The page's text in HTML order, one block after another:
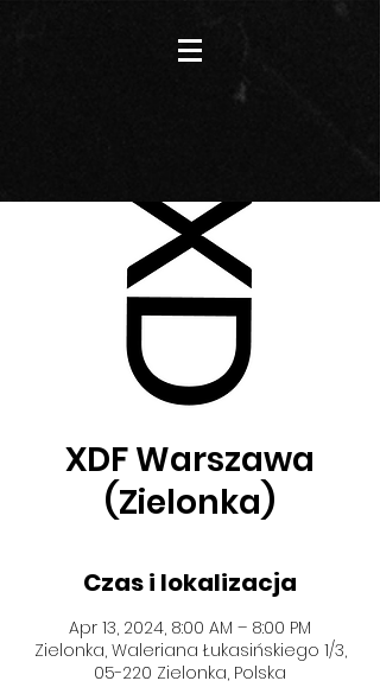
XDF Warszawa
(Zielonka)
Czas i lokalizacja
Apr 13, 2024, 8:00 AM – 8:00 PM
Zielonka, Waleriana Łukasińskiego 1/3,
05-220 Zielonka, Polska